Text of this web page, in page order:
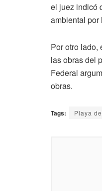
el juez indicó
ambiental por
Por otro lado,
las obras del
Federal
obras.
Tags: Playa